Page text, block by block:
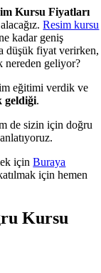
Kursu Fiyatları
Resim kursu
kadar geniş
düşük fiyat verirken,
nereden geliyor?
eğitimi verdik ve
geldiği.
de sizin için doğru
içinBuraya
için hemen
Kursu